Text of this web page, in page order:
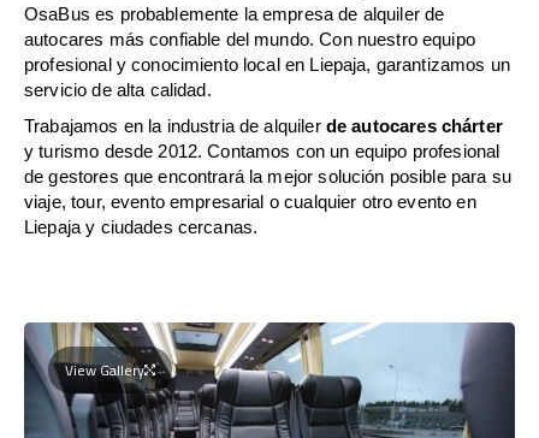
OsaBus es probablemente la empresa de alquiler de
autocares más confiable del mundo. Con nuestro equipo
profesional y conocimiento local en Liepaja, garantizamos un
servicio de alta calidad.
Trabajamos en la industria de alquiler de autocares chárter
y turismo desde 2012. Contamos con un equipo profesional
de gestores que encontrará la mejor solución posible para su
viaje, tour, evento empresarial o cualquier otro evento en
Liepaja y ciudades cercanas.
View Gallery